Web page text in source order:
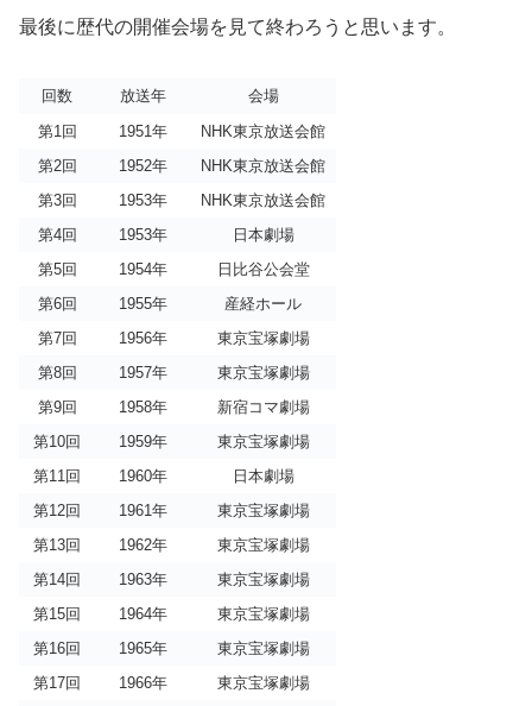
最後に歴代の開催会場を見て終わろうと思います。
回数 放送年
会場
第1回
1951年
NHK東京放送会館
第2回
1952年
NHK東京放送会館
第3回
1953年
NHK東京放送会館
第4回
1953年
日本劇場
第5回
1954年
日比谷公会堂
第6回
1955年
産経ホール
第7回
1956年
東京宝塚劇場
第8回
1957年
東京宝塚劇場
第9回
1958年
新宿コマ劇場
第10回
1959年
東京宝塚劇場
第11回
1960年
日本劇場
第12回
1961年
東京宝塚劇場
第13回
1962年
東京宝塚劇場
第14回
1963年
東京宝塚劇場
第15回
1964年
東京宝塚劇場
第16回
1965年
東京宝塚劇場
第17回
1966年
東京宝塚劇場